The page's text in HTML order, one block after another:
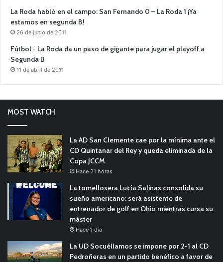
La Roda habló en el campo: San Fernando 0 – La Roda 1 ¡Ya
estamos en segunda B!
26 de junio de 2011
Fútbol.- La Roda da un paso de gigante para jugar el playoff a
Segunda B
11 de abril de 2011
MOST WATCH
La AD San Clemente cae por la mínima ante el
CD Quintanar del Rey y queda eliminada de la
Copa JCCM
Hace 21 horas
La tomellosera Lucía Salinas consolida su
sueño americano: será asistente de
entrenador de golf en Ohio mientras cursa su
máster
Hace 1 día
La UD Socuéllamos se impone por 2-1 al CD
Pedroñeras en un partido benéfico a favor de